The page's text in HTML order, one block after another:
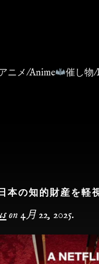
ニメ/Anime 催し物/
の知的財産を軽
on 4月 22, 2025.